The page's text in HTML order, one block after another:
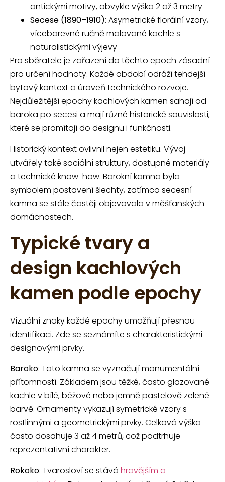
antickými motivy, obvykle výška 2 až 3 metry
Secese (1890–1910): Asymetrické florální vzory,
vícebarevné ručně malované kachle s
naturalistickými výjevy
Pro sběratele je zařazení do těchto epoch zásadní
pro určení hodnoty. Každé období odráží tehdejší
bytový kontext a úroveň technického rozvoje.
Nejdůležitější epochy kachlových kamen sahají od
baroka po secesi a mají různé historické souvislosti,
které se promítají do designu i funkčnosti.
Historický kontext ovlivnil nejen estetiku. Vývoj
utvářely také sociální struktury, dostupné materiály
a technické know-how. Barokní kamna byla
symbolem postavení šlechty, zatímco secesní
kamna se stále častěji objevovala v měšťanských
domácnostech.
Typické tvary a
design kachlových
kamen podle epochy
Vizuální znaky každé epochy umožňují přesnou
identifikaci. Zde se seznámíte s charakteristickými
designovými prvky.
Baroko: Tato kamna se vyznačují monumentální
přítomností. Základem jsou těžké, často glazované
kachle v bílé, béžové nebo jemně pastelově zelené
barvě. Ornamenty vykazují symetrické vzory s
rostlinnými a geometrickými prvky. Celková výška
často dosahuje 3 až 4 metrů, což podtrhuje
reprezentativní charakter.
Rokoko: Tvarosloví se stává hravějším a